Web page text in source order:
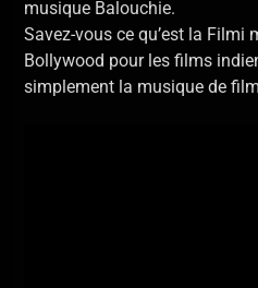
musique Balouchie.
Savez-vous ce qu’est la Filmi
Bollywood pour les films
simplement la musique de